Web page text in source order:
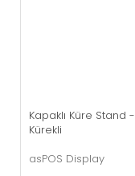
Kapaklı Küre Stand -
Kürekli
asPOS Display